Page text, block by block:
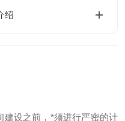
绍
设之前， *须进行严密的计